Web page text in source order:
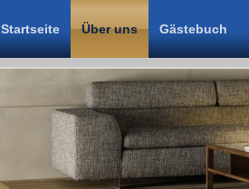
Startseite Über uns Gästebuch